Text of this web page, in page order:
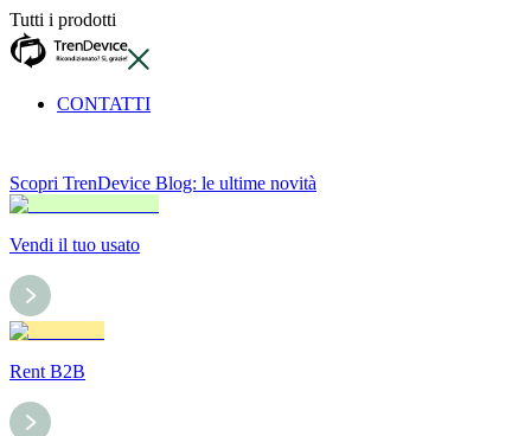
Tutti i prodotti
CONTATTI
Scopri TrenDevice Blog: le ultime novità
Vendi il tuo usato
Rent B2B